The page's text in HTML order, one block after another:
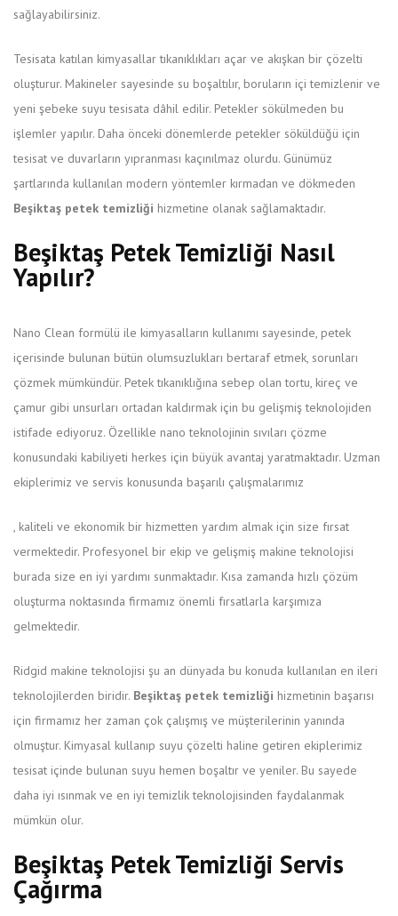
sağlayabilirsiniz.
Tesisata katılan kimyasallar tıkanıklıkları açar ve akışkan bir çözelti
oluşturur. Makineler sayesinde su boşaltılır, boruların içi temizlenir ve
yeni şebeke suyu tesisata dâhil edilir. Petekler sökülmeden bu
işlemler yapılır. Daha önceki dönemlerde petekler söküldüğü için
tesisat ve duvarların yıpranması kaçınılmaz olurdu. Günümüz
şartlarında kullanılan modern yöntemler kırmadan ve dökmeden
Beşiktaş petek temizliği hizmetine olanak sağlamaktadır.
Beşiktaş Petek Temizliği Nasıl
Yapılır?
Nano Clean formülü ile kimyasalların kullanımı sayesinde, petek
içerisinde bulunan bütün olumsuzlukları bertaraf etmek, sorunları
çözmek mümkündür. Petek tıkanıklığına sebep olan tortu, kireç ve
çamur gibi unsurları ortadan kaldırmak için bu gelişmiş teknolojiden
istifade ediyoruz. Özellikle nano teknolojinin sıvıları çözme
konusundaki kabiliyeti herkes için büyük avantaj yaratmaktadır. Uzman
ekiplerimiz ve servis konusunda başarılı çalışmalarımız
, kaliteli ve ekonomik bir hizmetten yardım almak için size fırsat
vermektedir. Profesyonel bir ekip ve gelişmiş makine teknolojisi
burada size en iyi yardımı sunmaktadır. Kısa zamanda hızlı çözüm
oluşturma noktasında firmamız önemli fırsatlarla karşımıza
gelmektedir.
Ridgid makine teknolojisi şu an dünyada bu konuda kullanılan en ileri
teknolojilerden biridir. Beşiktaş petek temizliği hizmetinin başarısı
için firmamız her zaman çok çalışmış ve müşterilerinin yanında
olmuştur. Kimyasal kullanıp suyu çözelti haline getiren ekiplerimiz
tesisat içinde bulunan suyu hemen boşaltır ve yeniler. Bu sayede
daha iyi ısınmak ve en iyi temizlik teknolojisinden faydalanmak
mümkün olur.
Beşiktaş Petek Temizliği Servis
Çağırma